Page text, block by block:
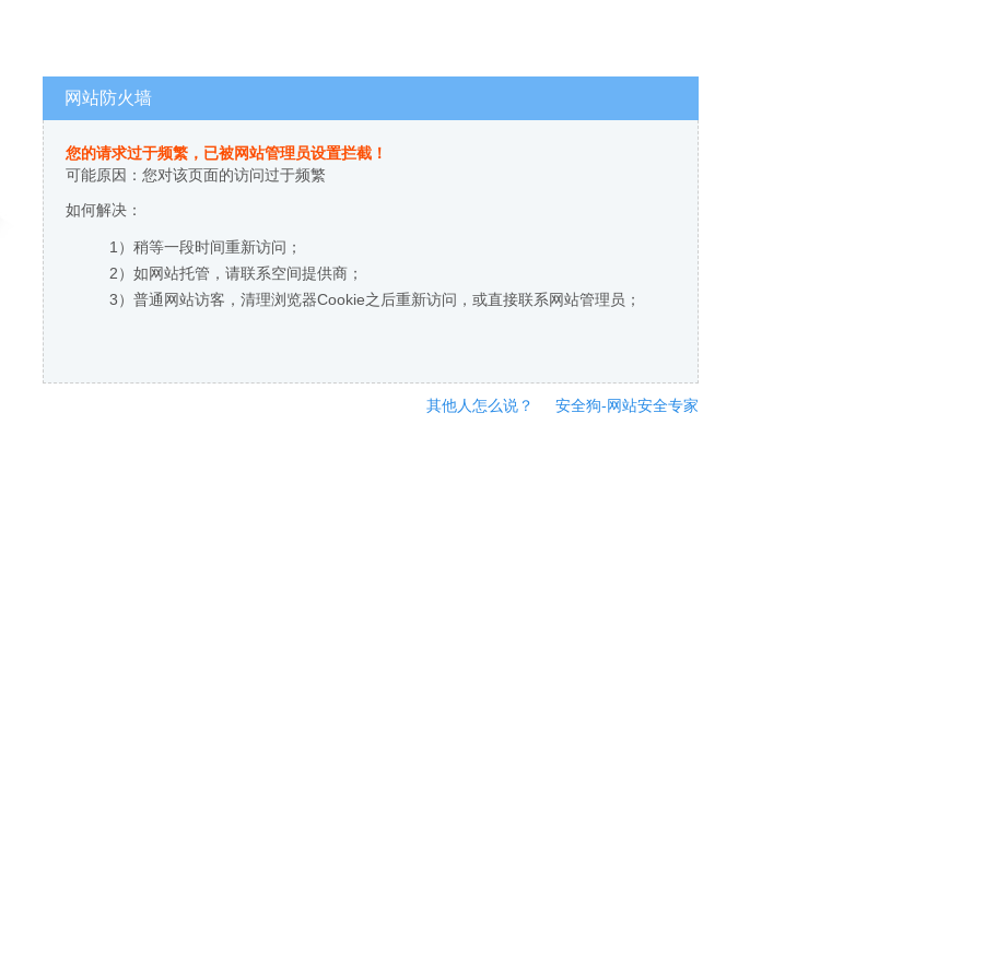
网站防火墙
您的请求过于频繁，已被网站管理员设置拦截！
可能原因：您对该页面的访问过于频繁
如何解决：
1）稍等一段时间重新访问；
2）如网站托管，请联系空间提供商；
3）普通网站访客，清理浏览器Cookie之后重新访问，或直接联系网站管理员；
其他人怎么说？ 安全狗-网站安全专家